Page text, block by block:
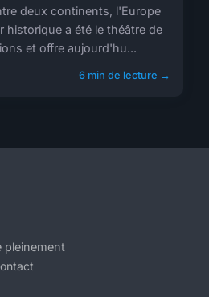
deux continents, l'Europe
historique a été le théâtre de
et offre aujourd'hu...
6 min de lecture →
pleinement